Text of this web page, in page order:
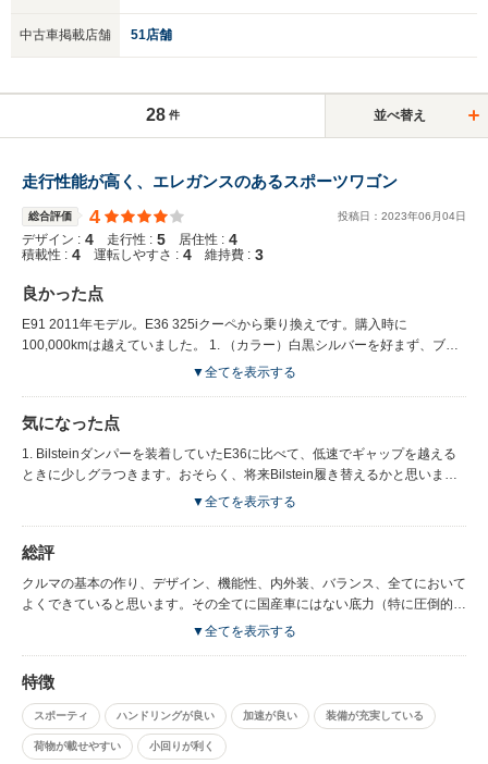
中古車掲載店舗 51店舗
28 件 並べ替え
走行性能が高く、エレガンスのあるスポーツワゴン
総合評価 4 投稿日： 2023年06 月04日
デザイン : 4 走行性 : 5 居住性 : 4
積載性 : 4 運転しやすさ : 4 維持費 : 3
良かった点
E91 2011年モデル。E36 325iクーペから乗り換えです。購入時に
100,000kmは越えていました。 1. （カラー）白黒シルバーを好まず、ブル
ー系を探して入手に時間がかかりましたが、Blue Water Metallicが見つかり
3Lのため低速トルクがあり、乗り方を考えて走ると、燃費も良いです。
（高速で16km/l以上） 4. 内装（ダコタレザー・ウッドパネル）も居心地が
良いです。 5. サンルーフが大きく、開放感があります。 6. E36に比べて、
ます。（当たり前ですね。） 7. 点火系、水回り系、燃料系の故障が多いと
聞いていましたが、リコール修理もしてあり、今のところ全く問題ありませ
ん。その他も故障はほとんどありません。
▼全てを表示する
気になった点
1. Bilsteinダンパーを装着していたE36に比べて、低速でギャップを越える
ときに少しグラつきます。おそらく、将来Bilstein履き替えるかと思いま
す。 2.マニュアルシフトをするときにアップとダウンを間違えやすいです
▼全てを表示する
総評
クルマの基本の作り、デザイン、機能性、内外装、バランス、全てにおいて
よくできていると思います。その全てに国産車にはない底力（特に圧倒的な
走行性能）も感じます。 購入して月日が浅いのでまだなんとも言えません
とポイントをおさえて長く使えることを願ってます。
▼全てを表示する
特徴
スポーティ ハンドリングが良い 加速が良い 装備が充実している
荷物が載せやすい 小回りが利く